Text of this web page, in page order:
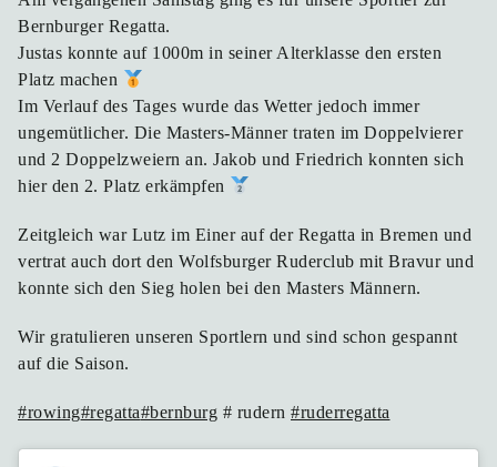
Bernburger Regatta.
Justas konnte auf 1000m in seiner Alterklasse den ersten
Platz machen
Im Verlauf des Tages wurde das Wetter jedoch immer
ungemütlicher. Die Masters-Männer traten im Doppelvierer
und 2 Doppelzweiern an. Jakob und Friedrich konnten sich
hier den 2. Platz erkämpfen
Zeitgleich war Lutz im Einer auf der Regatta in Bremen und
vertrat auch dort den Wolfsburger Ruderclub mit Bravur und
konnte sich den Sieg holen bei den Masters Männern.
Wir gratulieren unseren Sportlern und sind schon gespannt
auf die Saison.
#rowing#regatta#bernburg # rudern #ruderregatta